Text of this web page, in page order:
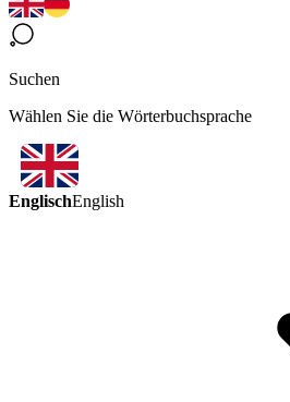
Suchen
Wählen Sie die Wörterbuchsprache
EnglischEnglish